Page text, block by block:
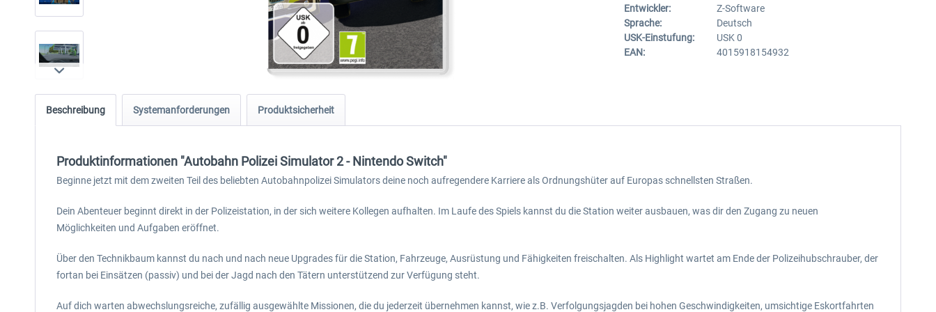
Entwickler:
Z-Software
Sprache:
Deutsch
USK-Einstufung:
USK 0
EAN:
4015918154932
Beschreibung Systemanforderungen Produktsicherheit
Produktinformationen "Autobahn Polizei Simulator 2 - Nintendo Switch"
Beginne jetzt mit dem zweiten Teil des beliebten Autobahnpolizei Simulators deine noch aufregendere Karriere als Ordnungshüter auf Europas schnellsten Straßen.
Dein Abenteuer beginnt direkt in der Polizeistation, in der sich weitere Kollegen aufhalten. Im Laufe des Spiels kannst du die Station weiter ausbauen, was dir den Zugang zu neuen
Möglichkeiten und Aufgaben eröffnet.
Über den Technikbaum kannst du nach und nach neue Upgrades für die Station, Fahrzeuge, Ausrüstung und Fähigkeiten freischalten. Als Highlight wartet am Ende der Polizeihubschrauber, der
fortan bei Einsätzen (passiv) und bei der Jagd nach den Tätern unterstützend zur Verfügung steht.
Auf dich warten abwechslungsreiche, zufällig ausgewählte Missionen, die du jederzeit übernehmen kannst, wie z.B. Verfolgungsjagden bei hohen Geschwindigkeiten, umsichtige Eskortfahrten